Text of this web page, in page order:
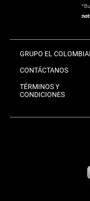
GRUPO EL
CONTÁCTANOS
TÉRMINOS Y
CONDICIONES